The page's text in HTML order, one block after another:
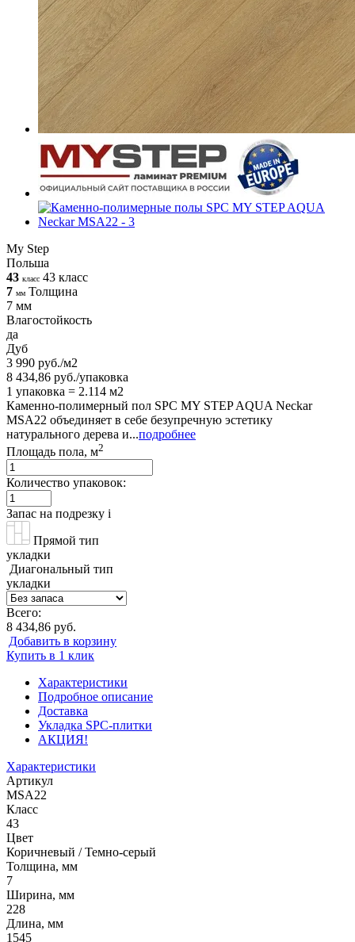
My Step
Польша
43 класс 43 класс
7 мм Толщина
7 мм
Влагостойкость
да
Дуб
3 990 руб./м2
8 434,86 руб./упаковка
1 упаковка = 2.114 м2
Каменно-полимерный пол SPC MY STEP AQUA Neckar
MSA22 объединяет в себе безупречную эстетику
натурального дерева и...подробнее
Площадь пола, м2
Количество упаковок:
Запас на подрезку i
Прямой тип
укладки
Диагональный тип
укладки
Всего:
8 434,86 руб.
Добавить в корзину
Купить в 1 клик
Характеристики
Подробное описание
Доставка
Укладка SPC-плитки
АКЦИЯ!
Характеристики
Артикул
MSA22
Класс
43
Цвет
Коричневый / Темно-серый
Толщина, мм
7
Ширина, мм
228
Длина, мм
1545